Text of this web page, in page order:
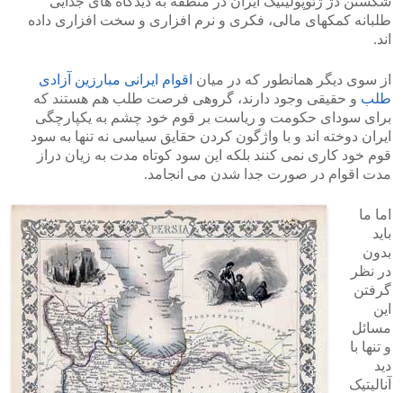
طلبانه کمکهای مالی، فکری و نرم افزاری و سخت افزاری داده
اند.
از سوی دیگر همانطور که در میان اقوام ایرانی مبارزین آزادی
طلب و حقیقی وجود دارند، گروهی فرصت طلب هم هستند که
برای سودای حکومت و ریاست بر قوم خود چشم به یکپارچگی
ایران دوخته اند و با واژگون کردن حقایق سیاسی نه تنها به سود
قوم خود کاری نمی کنند بلکه این سود کوتاه مدت به زیان دراز
مدت اقوام در صورت جدا شدن می انجامد.
اما ما
باید
بدون
در نظر
گرفتن
این
مسائل
و تنها با
دید
آنالیتیک